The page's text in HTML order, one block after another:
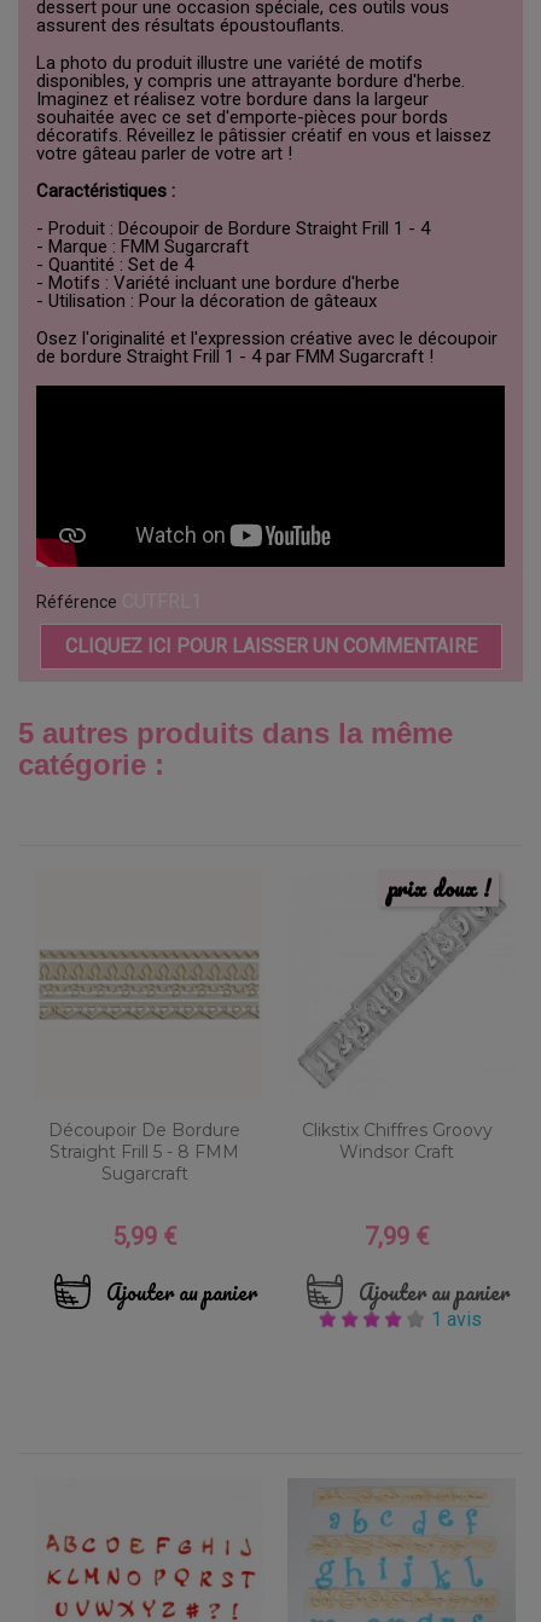
dessert pour une occasion spéciale, ces outils vous
assurent des résultats époustouflants.
La photo du produit illustre une variété de motifs
disponibles, y compris une attrayante bordure d'herbe.
Imaginez et réalisez votre bordure dans la largeur
souhaitée avec ce set d'emporte-pièces pour bords
décoratifs. Réveillez le pâtissier créatif en vous et laissez
votre gâteau parler de votre art !
Caractéristiques :
- Produit : Découpoir de Bordure Straight Frill 1 - 4
- Marque : FMM Sugarcraft
- Quantité : Set de 4
- Motifs : Variété incluant une bordure d'herbe
- Utilisation : Pour la décoration de gâteaux
Osez l'originalité et l'expression créative avec le découpoir
de bordure Straight Frill 1 - 4 par FMM Sugarcraft !
Référence
CLIQUEZ ICI POUR LAISSER UN COMMENTAIRE
5 autres produits dans la même
catégorie :
Découpoir De Bordure
Straight Frill 5 - 8 FMM
Sugarcraft
Prix
5,99 €
Ajouter au panier
Clikstix Chiffres Groovy
Windsor Craft
Prix
7,99 €
Ajouter au panier
1 avis
prix doux !